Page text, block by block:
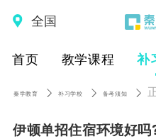
全国
首页 教学课程 补
秦学教育 补习学校 备考须知
伊顿单招住宿环境好吗